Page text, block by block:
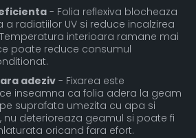
- Folia reflexiva blocheaza
radiatiilor UV si reduce incalzirea
interioara ramane mai
poate reduce consumul
adeziv - Fixarea este
inseamna ca folia adera la geam
suprafata umezita cu apa si
nu deterioreaza geamul si poate fi
oricand fara efort.